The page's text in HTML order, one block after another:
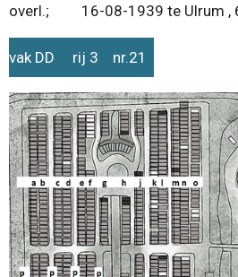
overl.; 16-08-1939 te Ulrum ,
vak DD rij 3 nr.21